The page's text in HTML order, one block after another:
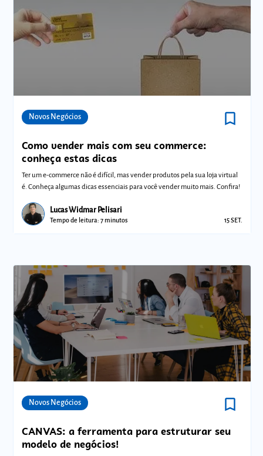
Novos Negócios bookmark_border
Como vender mais com seu commerce:
conheça estas dicas
Ter um e-commerce não é difícil, mas vender produtos pela sua loja virtual
é. Conheça algumas dicas essenciais para você vender muito mais. Confira!
Lucas Widmar Pelisari
Tempo de leitura: 7 minutos 15 SET.
Novos Negócios bookmark_border
CANVAS: a ferramenta para estruturar seu
modelo de negócios!